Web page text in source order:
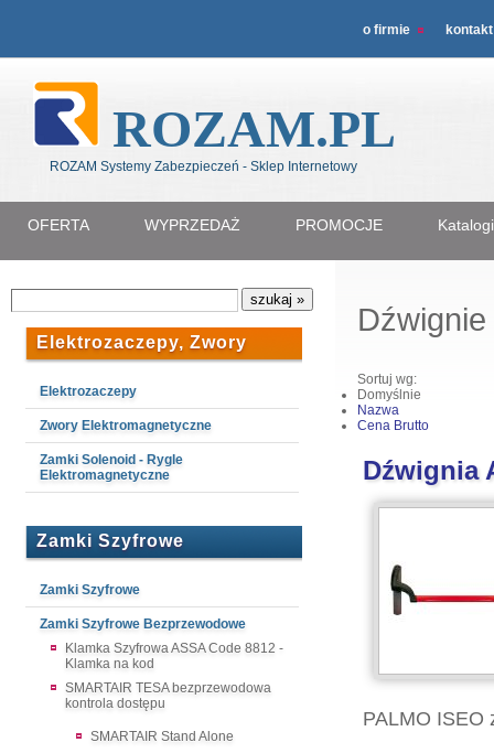
o firmie kontakt
ROZAM.PL
ROZAM Systemy Zabezpieczeń - Sklep Internetowy
OFERTA WYPRZEDAŻ PROMOCJE
Elektrozaczepy, Zwory
Elektrozaczepy
Zwory Elektromagnetyczne
Zamki Solenoid - Rygle
Elektromagnetyczne
Zamki Szyfrowe
Zamki Szyfrowe
Zamki Szyfrowe Bezprzewodowe
Klamka Szyfrowa ASSA Code 8812 -
Klamka na kod
SMARTAIR TESA bezprzewodowa
kontrola dostępu
SMARTAIR Stand Alone
Sortuj wg:
Domyślnie
Nazwa
Cena Brutto
Dźwignia
PALMO ISEO